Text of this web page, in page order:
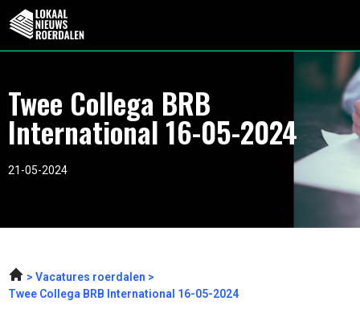
Twee Collega BRB
International 16-05-2024
21-05-2024
Vacatures roerdalen
Twee Collega BRB International 16-05-2024